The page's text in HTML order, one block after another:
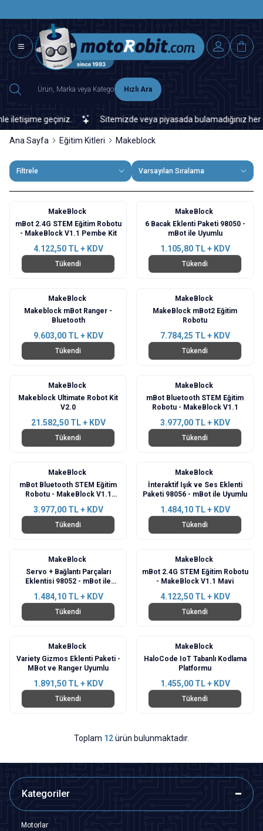
Hızlı Ara
geçiniz. Sitemizde veya piyasada bulamadığınız her
Ana Sayfa Eğitim Kitleri Makeblock
Filtrele Varsayılan Sıralama
MakeBlock
mBot 2.4G STEM Eğitim Robotu
- MakeBlock V1.1 Pembe Kit
4.122,50TL + KDV
Tükendi
MakeBlock
6 Bacak Eklenti Paketi 98050 -
mBot ile Uyumlu
1.105,80TL + KDV
Tükendi
MakeBlock
Makeblock mBot Ranger -
Bluetooth
9.603,00TL + KDV
Tükendi
MakeBlock
MakeBlock mBot2 Eğitim
Robotu
7.784,25 TL + KDV
Tükendi
MakeBlock
Makeblock Ultimate Robot Kit
V2.0
21.582,50TL + KDV
Tükendi
MakeBlock
mBot Bluetooth STEM Eğitim
Robotu - MakeBlock V1.1
3.977,00TL + KDV
Tükendi
MakeBlock
mBot Bluetooth STEM Eğitim
Robotu - MakeBlock V1.1
3.977,00TL + KDV
Tükendi
MakeBlock
İnteraktif Işık ve Ses Eklenti
Paketi 98056 - mBot ile Uyumlu
1.484,10TL + KDV
Tükendi
MakeBlock
Servo + Bağlantı Parçaları
Eklentisi 98052 - mBot ile
1.484,10TL + KDV
Tükendi
MakeBlock
mBot 2.4G STEM Eğitim Robotu
- MakeBlock V1.1 Mavi
4.122,50TL + KDV
Tükendi
MakeBlock
Variety Gizmos Eklenti Paketi -
MBot ve Ranger Uyumlu
1.891,50TL + KDV
Tükendi
MakeBlock
HaloCode IoT Tabanlı Kodlama
Platformu
1.455,00TL + KDV
Tükendi
Toplam 12ürün bulunmaktadır.
Kategoriler
Motorlar